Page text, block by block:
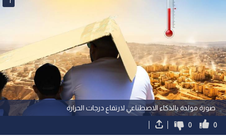
صورة مولدة بالذكاء الاصطناعي لارتفاع درجات الحرارة
0
0